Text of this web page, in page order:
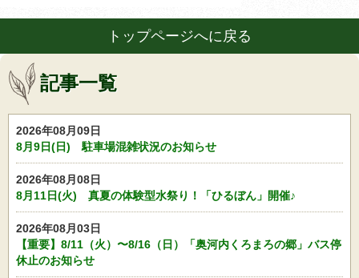
トップページへに戻る
記事一覧
2026年08月09日
8月9日(日) 駐車場混雑状況のお知らせ
2026年08月08日
8月11日(火) 真夏の体験型水祭り！「ひるぼん」開催♪
2026年08月03日
【重要】8/11（火）〜8/16（日）「奥河内くろまろの郷」バス停
休止のお知らせ